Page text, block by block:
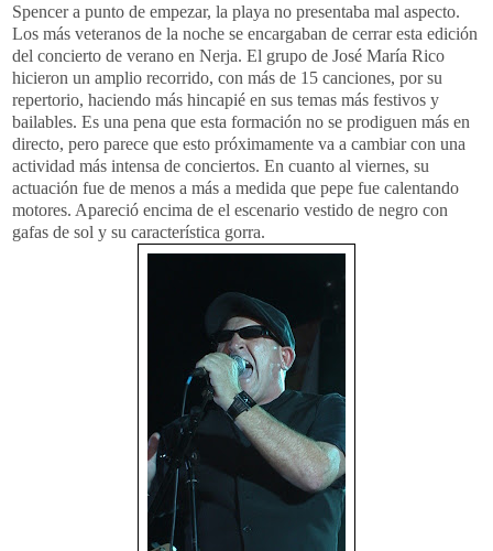
Spencer a punto de empezar, la playa no presentaba mal aspecto.
Los más veteranos de la noche se encargaban de cerrar esta edición
del concierto de verano en Nerja. El grupo de José María Rico
hicieron un amplio recorrido, con más de 15 canciones, por su
repertorio, haciendo más hincapié en sus temas más festivos y
bailables. Es una pena que esta formación no se prodiguen más en
directo, pero parece que esto próximamente va a cambiar con una
actividad más intensa de conciertos. En cuanto al viernes, su
actuación fue de menos a más a medida que pepe fue calentando
motores. Apareció encima de el escenario vestido de negro con
gafas de sol y su característica gorra.